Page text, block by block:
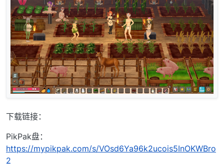
下载链接：
PikPak盘：
https://mypikpak.com/s/VOsd6Ya96k2ucois5InOKWBro
2